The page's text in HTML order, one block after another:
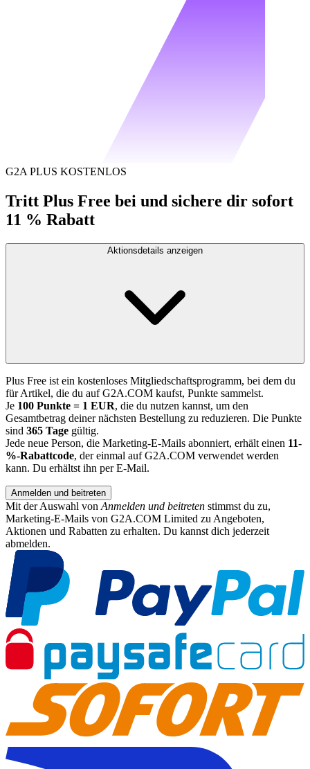
G2A PLUS KOSTENLOS
Tritt Plus Free bei und sichere dir sofort
11 % Rabatt
Aktionsdetails anzeigen
Plus Free ist ein kostenloses Mitgliedschaftsprogramm, bei dem du
für Artikel, die du auf G2A.COM kaufst, Punkte sammelst.
Je 100 Punkte = 1 EUR, die du nutzen kannst, um den
Gesamtbetrag deiner nächsten Bestellung zu reduzieren. Die Punkte
sind 365 Tage gültig.
Jede neue Person, die Marketing-E-Mails abonniert, erhält einen 11-
%-Rabattcode, der einmal auf G2A.COM verwendet werden
kann. Du erhältst ihn per E-Mail.
Anmelden und beitreten
Mit der Auswahl von Anmelden und beitreten stimmst du zu,
Marketing-E-Mails von G2A.COM Limited zu Angeboten,
Aktionen und Rabatten zu erhalten. Du kannst dich jederzeit
abmelden.